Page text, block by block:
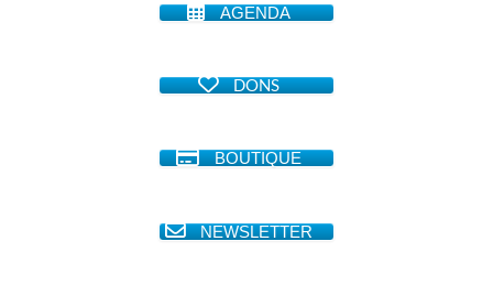
AGENDA
DONS
BOUTIQUE
NEWSLETTER